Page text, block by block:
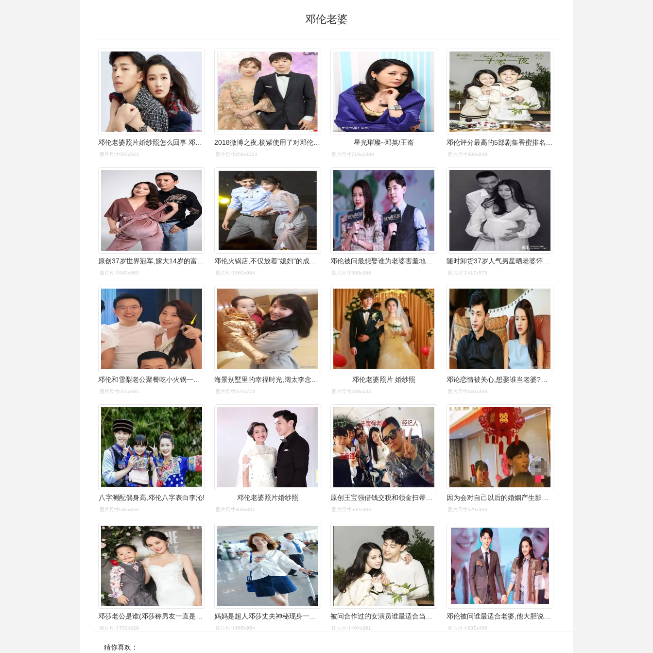
邓伦老婆
邓伦老婆照片婚纱照怎么回事 邓伦的老婆到底是谁
图片尺寸690x543
2018微博之夜,杨紫使用了对邓伦的专属名字,甜到心坎里了!
图片尺寸859x1124
星光璀璨~邓英/王嵛
图片尺寸719x1080 图片尺寸606x849
图片尺寸640x960
邓伦火锅店,不仅放着"媳妇"的成名作,连店名都取得那么有意义
图片尺寸660x984
邓伦被问最想娶谁为老婆害羞地说出名字网友她已经结婚了
图片尺寸550x366 图片尺寸417x575
邓伦和雪梨老公聚餐吃小火锅一桌上万元生图和精修图反差大
图片尺寸660x685 图片尺寸607x773
邓伦老婆照片 婚纱照
图片尺寸488x434 图片尺寸640x360
八字测配偶身高,邓伦八字表白李沁!
图片尺寸640x466
邓伦老婆照片婚纱照
图片尺寸368x331
原创王宝强借钱交税和领金扫帚的第一人其实是个武林高手
图片尺寸500x306
因为会对自己以后的婚姻产生影响,害怕自己娶不到老婆,但是邓伦就是
图片尺寸529x363
邓莎老公是谁(邓莎称男友一直是现老公)
图片尺寸700x829
妈妈是超人邓莎丈夫神秘现身一家三口其乐融融
图片尺寸665x954
被问合作过的女演员谁最适合当老婆邓伦6字回应
图片尺寸404x361
邓伦被问谁最适合老婆,他大胆说了两个字,粉丝们纷纷不淡定了!
图片尺寸637x406
猜你喜欢：